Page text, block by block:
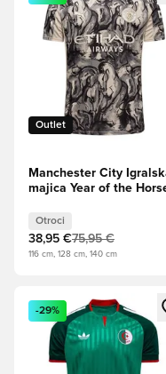
Outlet
Manchester City
majica Year of the
Otroci
38,95 €75,95 €
116 cm, 128 cm, 140 cm
Odpre Modal za
-29%